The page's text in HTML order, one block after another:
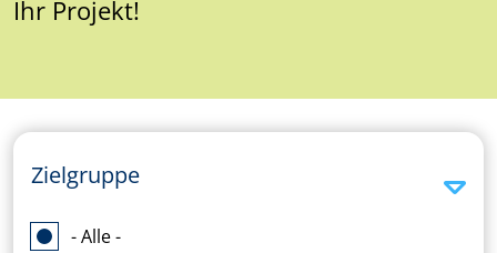
Ihr Projekt!
Zielgruppe
- Alle -